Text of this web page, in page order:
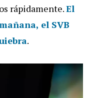
rápidamente.El
el SVB
.